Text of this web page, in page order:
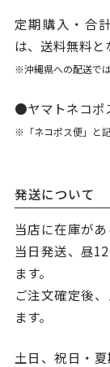
定期購入・合
は、送料無料と
※沖縄県への配送で
●ヤマトネコポ
※「ネコポス便」と
発送について
当店に在庫が
当日発送、昼
ます。
ご注文確定後
ます。
土日、祝日・